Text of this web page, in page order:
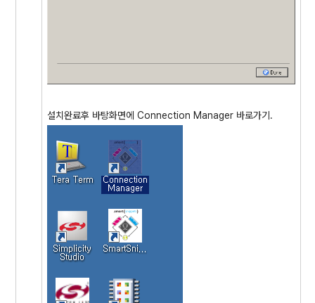
설치완료후 바탕화면에 Connection Manager 바로가기.